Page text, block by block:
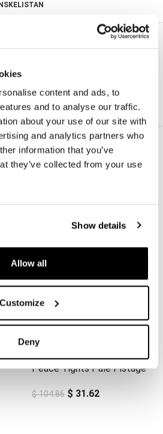
content and ads, to
and to analyse our traffic.
about your use of our site with
and analytics partners who
information that you’ve
they’ve collected from your use
Show details
Allow all
Customize
Deny-70%
Peace Tights Pale Pistage
$104.86 $ 31.62